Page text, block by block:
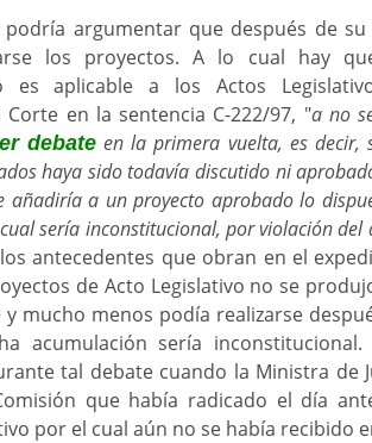
podría argumentar que después de
los proyectos. A lo cual hay
es aplicable a los Actos
en la sentencia C-222/97, "a no
debate en la primera vuelta, es decir,
haya sido todavía discutido ni
añadiría a un proyecto aprobado lo
sería inconstitucional, por violación del
antecedentes que obran en el
de Acto Legislativo no se
mucho menos podía realizarse
acumulación sería
tal debate cuando la Ministra de
que había radicado el día
por el cual aún no se había recibido